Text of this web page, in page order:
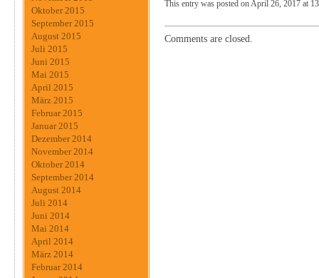
Oktober 2015
September 2015
August 2015
Juli 2015
Juni 2015
Mai 2015
April 2015
März 2015
Februar 2015
Januar 2015
Dezember 2014
November 2014
Oktober 2014
September 2014
August 2014
Juli 2014
Juni 2014
Mai 2014
April 2014
März 2014
Februar 2014
This entry was posted on April 26, 2017 at
Comments are closed.